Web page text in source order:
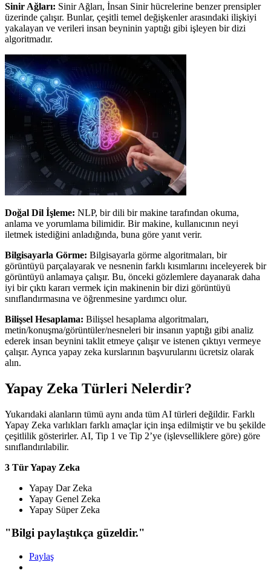
Sinir Ağları: Sinir Ağları, İnsan Sinir hücrelerine benzer prensipler
üzerinde çalışır. Bunlar, çeşitli temel değişkenler arasındaki ilişkiyi
yakalayan ve verileri insan beyninin yaptığı gibi işleyen bir dizi
algoritmadır.
Doğal Dil İşleme: NLP, bir dili bir makine tarafından okuma,
anlama ve yorumlama bilimidir. Bir makine, kullanıcının neyi
iletmek istediğini anladığında, buna göre yanıt verir.
Bilgisayarla Görme: Bilgisayarla görme algoritmaları, bir
görüntüyü parçalayarak ve nesnenin farklı kısımlarını inceleyerek bir
görüntüyü anlamaya çalışır. Bu, önceki gözlemlere dayanarak daha
iyi bir çıktı kararı vermek için makinenin bir dizi görüntüyü
sınıflandırmasına ve öğrenmesine yardımcı olur.
Bilişsel Hesaplama: Bilişsel hesaplama algoritmaları,
metin/konuşma/görüntüler/nesneleri bir insanın yaptığı gibi analiz
ederek insan beynini taklit etmeye çalışır ve istenen çıktıyı vermeye
çalışır. Ayrıca yapay zeka kurslarının başvurularını ücretsiz olarak
alın.
Yapay Zeka Türleri Nelerdir?
Yukarıdaki alanların tümü aynı anda tüm AI türleri değildir. Farklı
Yapay Zeka varlıkları farklı amaçlar için inşa edilmiştir ve bu şekilde
çeşitlilik gösterirler. AI, Tip 1 ve Tip 2’ye (işlevselliklere göre) göre
sınıflandırılabilir.
3 Tür Yapay Zeka
Yapay Dar Zeka
Yapay Genel Zeka
Yapay Süper Zeka
"Bilgi paylaştıkça güzeldir."
Paylaş